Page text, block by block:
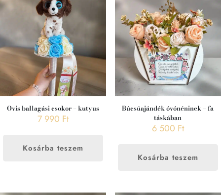
Ovis ballagási csokor – kutyus
7 990 Ft
Kosárba teszem
Búcsúajándék óvónéninek – fa
táskában
6 500 Ft
Kosárba teszem